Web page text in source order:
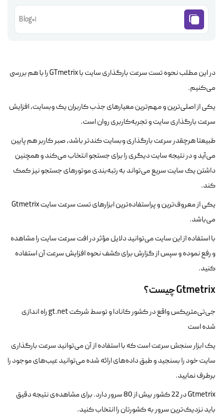
Blog01
در این مطلب نحوه تست سرعت بارگذاری سایت با GTmetrix را با هم بررسی
می‌کنیم.
یکی از اصلی‌ترین و مهم‌ترین معیارهای جذب کاربران یک وبسایت، افزایش
سرعت بارگذاری سایت و تجربه‌کاربری روان است.
طبیعتا هرچقدر سرعت بارگذاری وبسایت کندتر باشد، صبر کاربر هم پایین
می‌آید و در نتیجه سایت دیگری را برای جستجو انتخاب می‌کند و همچنین
داشتن یک سایت سریع می‌تواند به رتبه‌بندی موتورهای جستجو نیز کمک
کند.
یکی از معروف‌ترین و پراستفاده‌ترین ابزارهای تست سرعت سایت Gtmetrix
می‌‎باشد.
با استفاده از این سایت می‌توانید دلایل مؤثر در افت سرعت سایت را مشاهده
و رفع نموده و سپس از گزارش برای کشف نحوه افزایش سرعت آن استفاده
کنید.
Gtmetrix چیست؟
جی‌تی‌متریکس واقع در کشور کانادا و توسط شرکت gt.net راه اندازی
شده است
یک ابزار سنجش سرعت است که با استفاده از آن می‌توانید سرعت بارگذاری
سایت خود را بسنجید و طبق داده‌های ارائه شده می‌توانید عیب‌های موجود را
برطرف نمایید.
Gtmetrix در 22 کشور بیش از 80 سرور دارد. برای مشاهده‌ی نتیجه دقیق
باید نزدیک‌ترین سرور به کشورتان را انتخاب کنید.